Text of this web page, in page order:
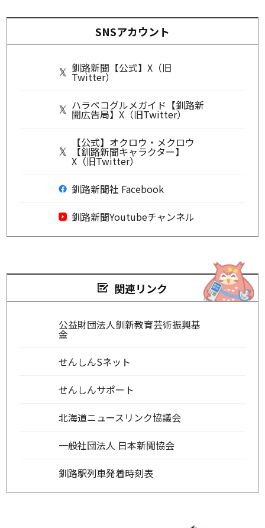
SNSアカウント
釧路新聞【公式】X（旧
Twitter）
ハラペコグルメガイド【釧路新
聞広告局】X（旧Twitter）
【公式】オクロウ・メクロウ
【釧路新聞キャラクター】
X（旧Twitter）
釧路新聞社 Facebook
釧路新聞Youtubeチャンネル
関連リンク
公益財団法人釧新教育芸術振興基
金
せんしんSネット
せんしんサポート
北海道ニュースリンク協議会
一般社団法人 日本新聞協会
釧路駅列車発着時刻表